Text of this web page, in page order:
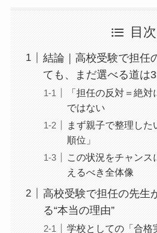
目次
結論｜高校受験で担任
ても、まだ選べる道は
「担任の反対＝絶
ではない
まず親子で整理し
順位」
この状況をチャンス
えるべき全体像
高校受験で担任の先生
る“本当の理由”
学校としての「合格